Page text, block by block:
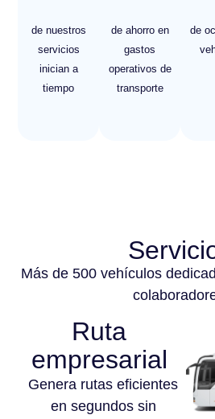
de nuestros
servicios
inician a
tiempo
de ahorro en
gastos
operativos de
transporte
de
Más de 500 vehículos
Ruta
empresarial
Genera rutas eficientes
en segundos sin